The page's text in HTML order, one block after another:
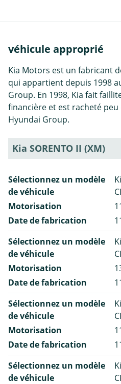
véhicule approprié
Kia Motors est un fabricant
qui appartient depuis 1998
Group. En 1998, Kia fait
financière et est racheté
Hyundai Group.
Kia SORENTO II (XM)
Sélectionnez un modèle
de véhicule
Motorisation
Date de fabrication
Sélectionnez un modèle
de véhicule
Motorisation
Date de fabrication
Sélectionnez un modèle
de véhicule
Motorisation
Date de fabrication
Sélectionnez un modèle
de véhicule